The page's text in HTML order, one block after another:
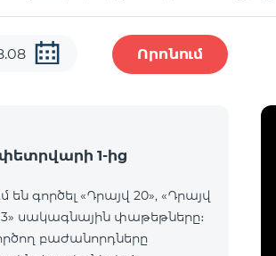
Որոնում
1-ից
են գործել «Դրայվ 20», «Դրայվ
3» սակագնային փաթեթները։
բաժանորդները